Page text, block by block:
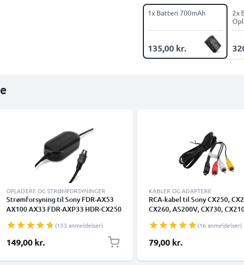
1x Batteri 700mAh
135,00 kr.
2x
OPLADERE OG STRØMFORSYNINGER
Strømforsyning til Sony FDR-AX53
AX100 AX33 FDR-AXP33 HDR-CX250
CX410 HDR-XR550 AC-adapter AC-
L20,AC-L25,AC-L200 DC-kobling –
Dummy-batteri –
(153 anmeldelser)
149,00 kr.
KABLER OG ADAPTERE
RCA-kabel til Sony CX250,
CX260, AS200V, CX730,
Ray, Kamera, Konsol – AV-kabel,
RCA-stik, Audio-Video
AV-kabel
(16 anmeldelser)
79,00 kr.